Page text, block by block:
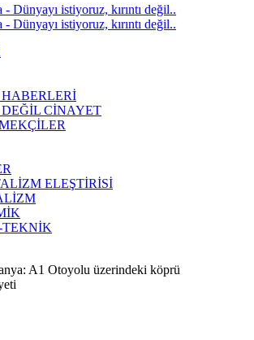
CİNAYET
ELEŞTİRİSİ
A1 Otoyolu üzerindeki köprü